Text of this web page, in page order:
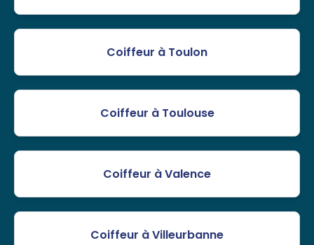
Coiffeur à Toulon
Coiffeur à Toulouse
Coiffeur à Valence
Coiffeur à Villeurbanne